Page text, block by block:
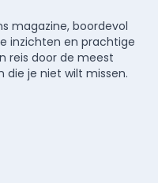
magazine, boordevol
inzichten en prachtige
reis door de meest
die je niet wilt missen.